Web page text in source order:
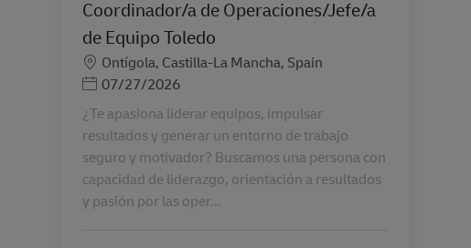
Coordinador/a de Operaciones/Jefe/a
de Equipo Toledo
Местоположение
Ontígola, Castilla-La Mancha, Spain
Posted Date
07/27/2026
¿Te apasiona liderar equipos, impulsar
resultados y generar un entorno de trabajo
seguro y motivador? Buscamos una persona con
capacidad de liderazgo, orientación a resultados
y pasión por las oper...